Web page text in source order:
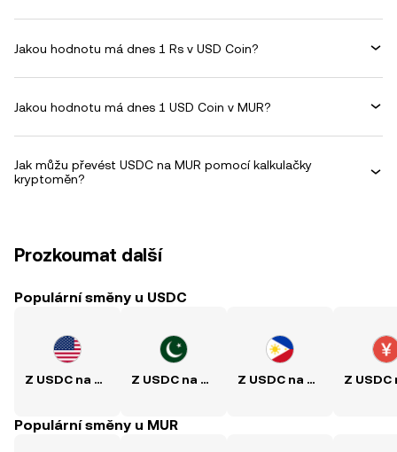
Jakou hodnotu má dnes 1 Rs v USD Coin?
Jakou hodnotu má dnes 1 USD Coin v MUR?
Jak můžu převést USDC na MUR pomocí kalkulačky
kryptoměn?
Prozkoumat další
Populární směny u USDC
Z USDC na USD Z USDC na PKR Z USDC na PHP
Populární směny u MUR